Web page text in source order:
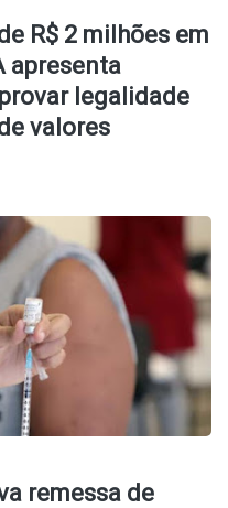
R$ 2 milhões em
apresenta
legalidade
valores
remessa de